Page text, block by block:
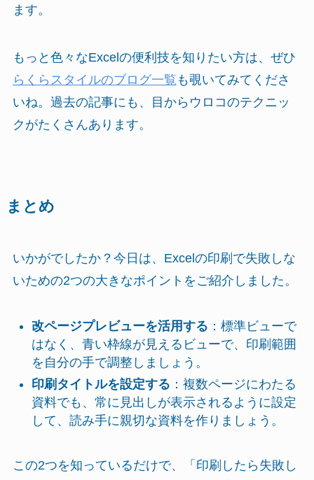
ます。
もっと色々なExcelの便利技を知りたい方は、ぜひ
らくらスタイルのブログ一覧 も覗いてみてくださ
いね。過去の記事にも、目からウロコのテクニッ
クがたくさんあります。
まとめ
いかがでしたか？今日は、Excelの印刷で失敗しな
いための2つの大きなポイントをご紹介しました。
改ページプレビューを活用する ：標準ビューで
はなく、青い枠線が見えるビューで、印刷範囲
を自分の手で調整しましょう。
印刷タイトルを設定する ：複数ページにわたる
資料でも、常に見出しが表示されるように設定
して、読み手に親切な資料を作りましょう。
この2つを知っているだけで、「印刷したら失敗し